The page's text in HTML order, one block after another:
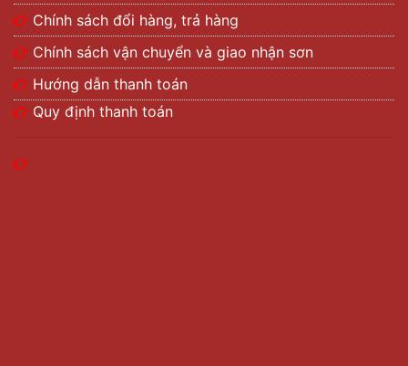
Chính sách đổi hàng, trả hàng
Chính sách vận chuyển và giao nhận sơn
Hướng dẫn thanh toán
Quy định thanh toán